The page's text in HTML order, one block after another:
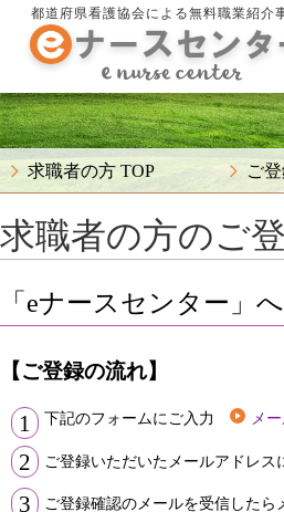
都道府県看護協会による無料職業紹介
求職者の方 TOP ご
求職者の方のご
「eナースセンター」
【ご登録の流れ】
1 下記のフォームにご入力 メ
2 ご登録いただいたメールアドレ
3 ご登録確認のメールを受信した